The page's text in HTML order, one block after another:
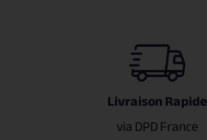
Livraison Rapide
via DPD France